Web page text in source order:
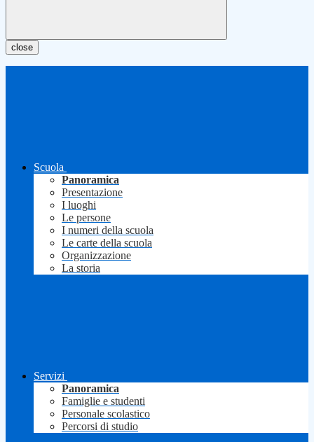
close
Scuola
Panoramica
Presentazione
I luoghi
Le persone
I numeri della scuola
Le carte della scuola
Organizzazione
La storia
Servizi
Panoramica
Famiglie e studenti
Personale scolastico
Percorsi di studio